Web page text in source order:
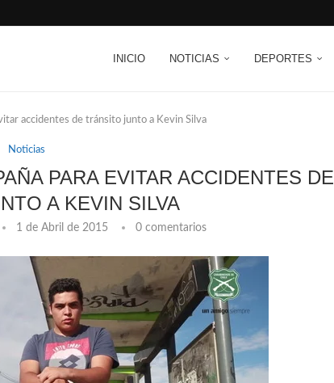
INICIO NOTICIAS DEPORTES
accidentes de tránsito junto a Kevin Silva
Noticias
PARA EVITAR ACCIDENTES DE
A KEVIN SILVA
1 de Abril de 2015 0 comentarios